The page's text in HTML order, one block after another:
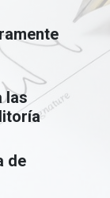
las
de